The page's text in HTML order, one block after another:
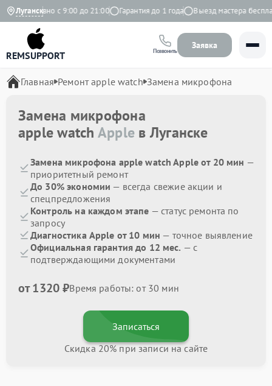
Луганск
Ежедневно с 9:00 до 21:00 Гарантия до 1 года Выезд мастера
REMSUPPORT Позвонить
Заявка
Главная Ремонт apple watch Замена микрофона
Замена микрофона
apple watch Apple в Луганске
Замена микрофона apple watch Apple от 20 мин —
приоритетный ремонт
До 30% экономии — всегда свежие акции и
спецпредложения
Контроль на каждом этапе — статус ремонта по
запросу
Диагностика Apple от 10 мин — точное выявление
Официальная гарантия до 12 мес. — с
подтверждающими документами
от 1320 ₽Время работы: от 30 мин
Записаться
Скидка 20% при записи на сайте